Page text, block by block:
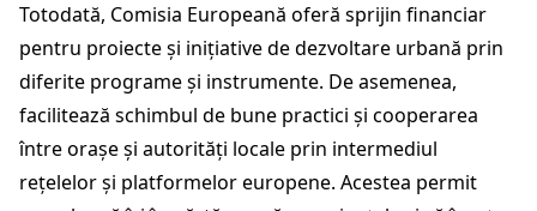
Totodată, Comisia Europeană oferă sprijin financiar
pentru proiecte și inițiative de dezvoltare urbană prin
diferite programe și instrumente. De asemenea,
facilitează schimbul de bune practici și cooperarea
între orașe și autorități locale prin intermediul
rețelelor și platformelor europene. Acestea permit